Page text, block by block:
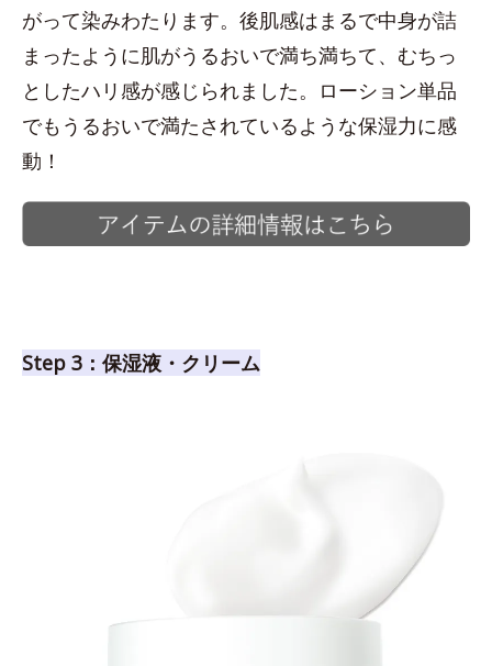
がって染みわたります。後肌感はまるで中身が詰
まったように肌がうるおいで満ち満ちて、むちっ
としたハリ感が感じられました。ローション単品
でもうるおいで満たされているような保湿力に感
動！
Step 3：保湿液・クリーム